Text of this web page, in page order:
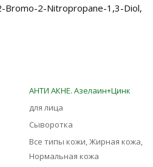
Bromo-2-Nitropropane-1,3-Diol,
АНТИ АКНЕ. Азелаин+Цинк
для лица
Сыворотка
Все типы кожи, Жирная кожа,
Нормальная кожа